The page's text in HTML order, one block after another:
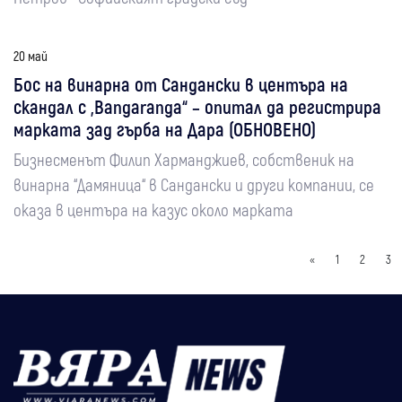
20 май
Бос на винарна от Сандански в центъра на
скандал с „Bangaranga“ – опитал да регистрира
марката зад гърба на Дара (ОБНОВЕНО)
Бизнесменът Филип Харманджиев, собственик на
винарна “Дамяница“ в Сандански и други компании, се
оказа в центъра на казус около марката
« 1 2 3